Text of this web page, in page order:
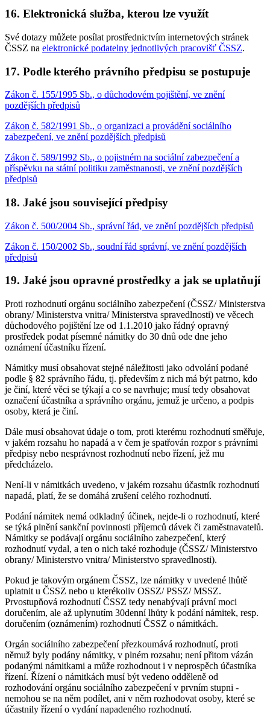
16. Elektronická služba, kterou lze využít
Své dotazy můžete posílat prostřednictvím internetových stránek
ČSSZ na elektronické podatelny jednotlivých pracovišť ČSSZ.
17. Podle kterého právního předpisu se postupuje
Zákon č. 155/1995 Sb., o důchodovém pojištění, ve znění
pozdějších předpisů
Zákon č. 582/1991 Sb., o organizaci a provádění sociálního
zabezpečení, ve znění pozdějších předpisů
Zákon č. 589/1992 Sb., o pojistném na sociální zabezpečení a
příspěvku na státní politiku zaměstnanosti, ve znění pozdějších
předpisů
18. Jaké jsou související předpisy
Zákon č. 500/2004 Sb., správní řád, ve znění pozdějších předpisů
Zákon č. 150/2002 Sb., soudní řád správní, ve znění pozdějších
předpisů
19. Jaké jsou opravné prostředky a jak se uplatňují
Proti rozhodnutí orgánu sociálního zabezpečení (ČSSZ/ Ministerstva
obrany/ Ministerstva vnitra/ Ministerstva spravedlnosti) ve věcech
důchodového pojištění lze od 1.1.2010 jako řádný opravný
prostředek podat písemné námitky do 30 dnů ode dne jeho
oznámení účastníku řízení.
Námitky musí obsahovat stejné náležitosti jako odvolání podané
podle § 82 správního řádu, tj. především z nich má být patrno, kdo
je činí, které věci se týkají a co se navrhuje; musí tedy obsahovat
označení účastníka a správního orgánu, jemuž je určeno, a podpis
osoby, která je činí.
Dále musí obsahovat údaje o tom, proti kterému rozhodnutí směřuje,
v jakém rozsahu ho napadá a v čem je spatřován rozpor s právními
předpisy nebo nesprávnost rozhodnutí nebo řízení, jež mu
předcházelo.
Není-li v námitkách uvedeno, v jakém rozsahu účastník rozhodnutí
napadá, platí, že se domáhá zrušení celého rozhodnutí.
Podání námitek nemá odkladný účinek, nejde-li o rozhodnutí, které
se týká plnění sankční povinnosti příjemců dávek či zaměstnavatelů.
Námitky se podávají orgánu sociálního zabezpečení, který
rozhodnutí vydal, a ten o nich také rozhoduje (ČSSZ/ Ministerstvo
obrany/ Ministerstvo vnitra/ Ministerstvo spravedlnosti).
Pokud je takovým orgánem ČSSZ, lze námitky v uvedené lhůtě
uplatnit u ČSSZ nebo u kterékoliv OSSZ/ PSSZ/ MSSZ.
Prvostupňová rozhodnutí ČSSZ tedy nenabývají právní moci
doručením, ale až uplynutím 30denní lhůty k podání námitek, resp.
doručením (oznámením) rozhodnutí ČSSZ o námitkách.
Orgán sociálního zabezpečení přezkoumává rozhodnutí, proti
němuž byly podány námitky, v plném rozsahu; není přitom vázán
podanými námitkami a může rozhodnout i v neprospěch účastníka
řízení. Řízení o námitkách musí být vedeno odděleně od
rozhodování orgánu sociálního zabezpečení v prvním stupni -
nemohou se na něm podílet, ani v něm rozhodovat osoby, které se
účastnily řízení o vydání napadeného rozhodnutí.